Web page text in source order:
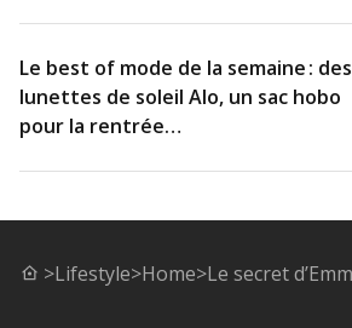
Le best of mode de la semaine : des
lunettes de soleil Alo, un sac hobo
pour la rentrée…
>Lifestyle>Home>